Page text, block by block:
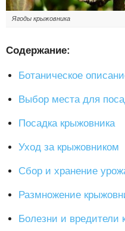
Ягоды крыжовника
Содержание:
Ботаническое
Выбор места для
Посадка крыжовника
Уход за крыжовником
Сбор и хранение
Размножение
Болезни и вредители